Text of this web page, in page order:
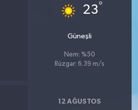
23°
Güneşli
Nem: %50
Rüzgar: 6.39 m/s
12 AĞUSTOS